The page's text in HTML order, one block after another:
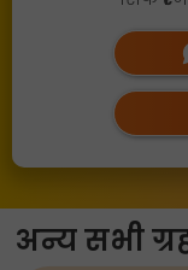
अन्य सभी